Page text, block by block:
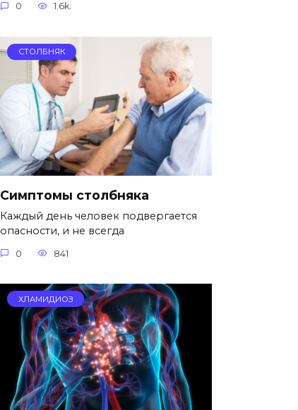
0 1.6k.
СТОЛБНЯК
Симптомы столбняка
Каждый день человек подвергается
опасности, и не всегда
0 841
ХЛАМИДИОЗ